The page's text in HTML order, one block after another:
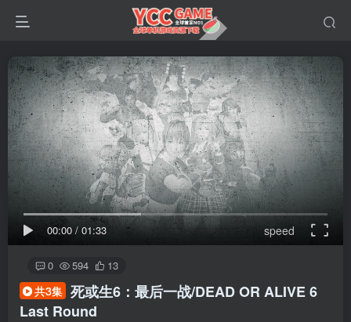
00:00 / 01:33 speed
0 594 13
共3集 死或生6：最后一战/DEAD OR ALIVE 6
Last Round